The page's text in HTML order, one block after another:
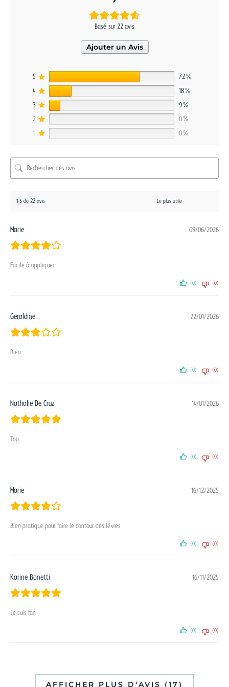
Basé sur 22 avis
Ajouter un Avis
5
72%
4
18%
3
9%
2
0%
1
0%
1-5 de 22 avis
Marie 09/06/2026
Facile à appliquer
(0) (0)
Geraldine 22/01/2026
Bien
(0) (0)
Nathalie De Cruz 14/01/2026
Top
(0) (0)
Marie 16/12/2025
Bien pratique pour faire le contour des lèvres
(0) (0)
Karine Bonetti 16/11/2025
Je suis fan
(0) (0)
AFFICHER PLUS D‘AVIS (17)